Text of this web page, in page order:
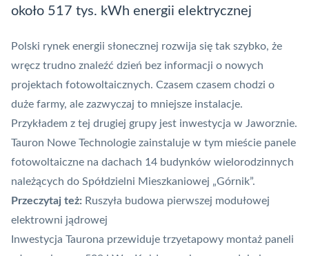
około 517 tys. kWh energii elektrycznej
Polski rynek energii słonecznej rozwija się tak szybko, że
wręcz trudno znaleźć dzień bez informacji o nowych
projektach fotowoltaicznych. Czasem czasem chodzi o
duże farmy, ale zazwyczaj to mniejsze instalacje.
Przykładem z tej drugiej grupy jest inwestycja w Jaworznie.
Tauron Nowe Technologie zainstaluje w tym mieście panele
fotowoltaiczne na dachach 14 budynków wielorodzinnych
należących do Spółdzielni Mieszkaniowej „Górnik”.
Przeczytaj też: Ruszyła budowa pierwszej modułowej
elektrowni jądrowej
Inwestycja Taurona przewiduje trzyetapowy montaż paneli